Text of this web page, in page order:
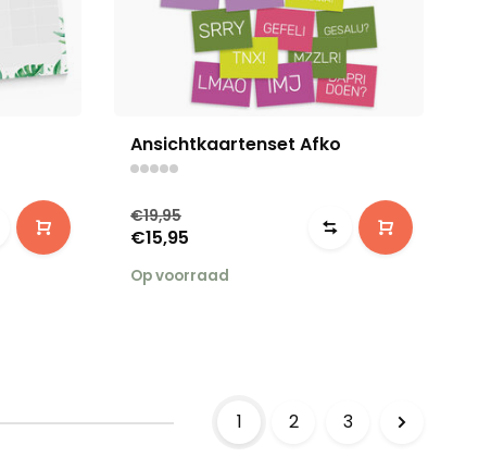
Ansichtkaartenset Afko
€19,95
€15,95
Op voorraad
1 2 3